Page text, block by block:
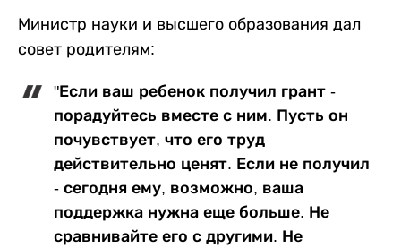
Министр науки и высшего образования дал
совет родителям:
"Если ваш ребенок получил грант -
порадуйтесь вместе с ним. Пусть он
почувствует, что его труд
действительно ценят. Если не получил
- сегодня ему, возможно, ваша
поддержка нужна еще больше. Не
сравнивайте его с другими. Не